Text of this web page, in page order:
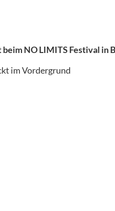
NO LIMITS Festival in